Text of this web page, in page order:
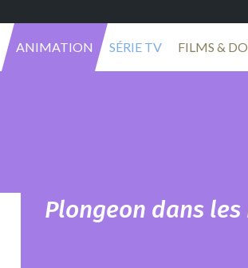
ANIMATION SÉRIE TV FILMS &
Plongeon dans